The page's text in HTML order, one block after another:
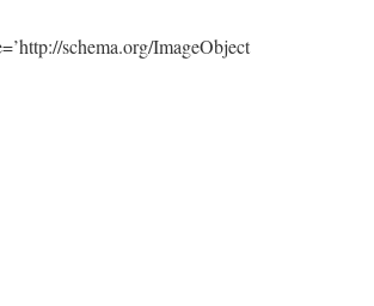
schema.org/ImageObject